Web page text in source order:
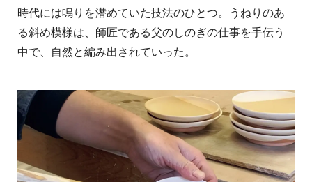
時代には鳴りを潜めていた技法のひとつ。うねりのあ
る斜め模様は、師匠である父のしのぎの仕事を手伝う
中で、自然と編み出されていった。